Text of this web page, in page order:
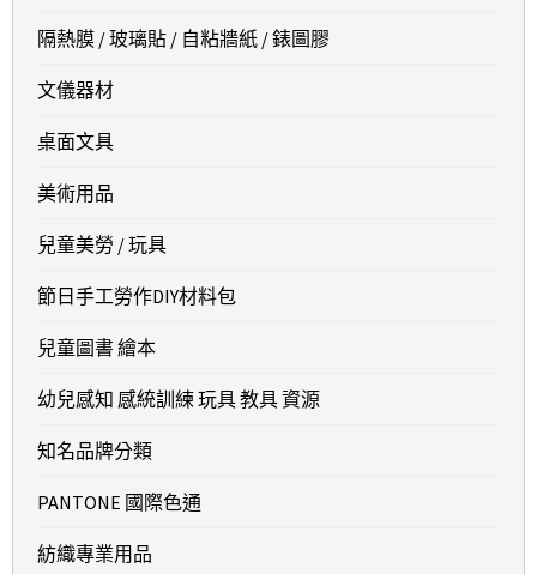
隔熱膜 / 玻璃貼 / 自粘牆紙 / 錶圖膠
文儀器材
桌面文具
美術用品
兒童美勞 / 玩具
節日手工勞作DIY材料包
兒童圖書 繪本
幼兒感知 感統訓練 玩具 教具 資源
知名品牌分類
PANTONE 國際色通
紡織專業用品